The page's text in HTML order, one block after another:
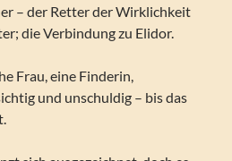
– der Retter der Wirklichkeit
die Verbindung zu Elidor.
Frau, eine Finderin,
und unschuldig – bis das